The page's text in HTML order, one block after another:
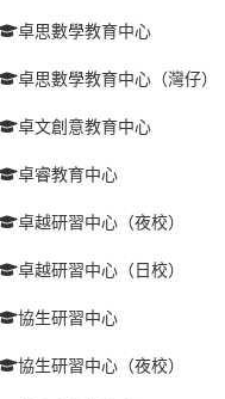
卓思數學教育中心
卓思數學教育中心（灣仔）
卓文創意教育中心
卓睿教育中心
卓越研習中心（夜校）
卓越研習中心（日校）
協生研習中心
協生研習中心（夜校）